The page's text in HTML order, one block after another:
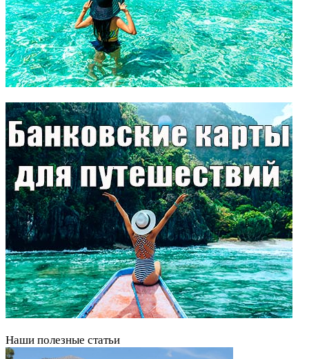
Наши полезные статьи